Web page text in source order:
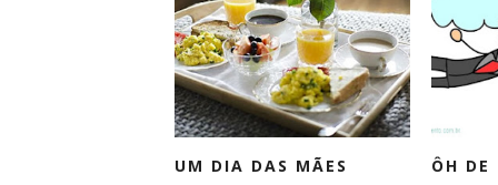
UM DIA DAS MÃES
ÔH